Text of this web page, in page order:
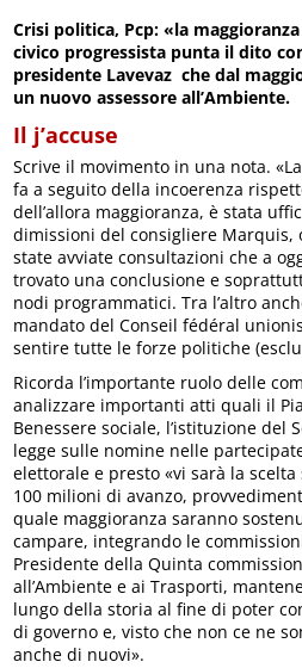
Crisi politica, Pcp: «la
civico progressista punta il dito
presidente Lavevaz che dal
un nuovo assessore all’Ambiente.
Il j’accuse
Scrive il movimento in una nota.
fa a seguito della incoerenza
dell’allora maggioranza, è stata
dimissioni del consigliere Marquis,
state avviate consultazioni che a
trovato una conclusione e
nodi programmatici. Tra l’altro
mandato del Conseil fédéral
sentire tutte le forze politiche
Ricorda l’importante ruolo delle
analizzare importanti atti quali il
Benessere sociale, l’istituzione del
legge sulle nomine nelle
elettorale e presto «vi sarà la
100 milioni di avanzo,
quale maggioranza saranno
campare, integrando le
Presidente della Quinta
all’Ambiente e ai Trasporti,
lungo della storia al fine di poter
di governo e, visto che non ce ne
anche di nuovi».